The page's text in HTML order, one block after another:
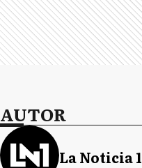
AUTOR
La Noticia 1